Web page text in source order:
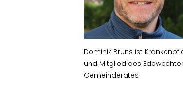
Dominik Bruns ist
und Mitglied des Edewechter
Gemeinderates